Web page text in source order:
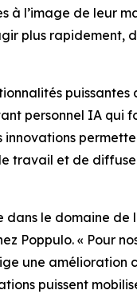
l’image de leur
plus
personnel IA
travail et de
le domaine
Poppulo. « Pour
une
puissent